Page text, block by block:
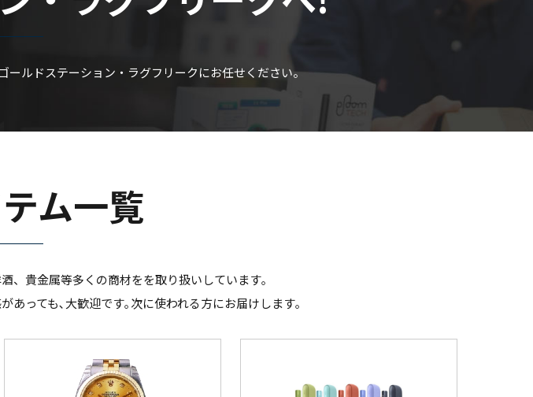
ルドステーション・ラグフリークにお任せください。
ム一覧
、貴金属等多くの商材をを取り扱いしています｡
あっても､大歓迎です｡次に使われる方にお届けします｡